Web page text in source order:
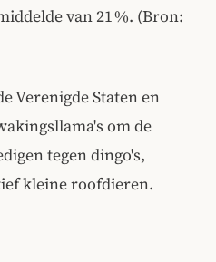
van 21 %. (Bron:
Verenigde Staten en
om de
tegen dingo's,
kleine roofdieren.